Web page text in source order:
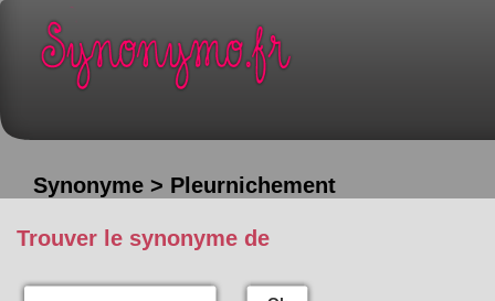
Synonyme > Pleurnichement
Trouver le synonyme de